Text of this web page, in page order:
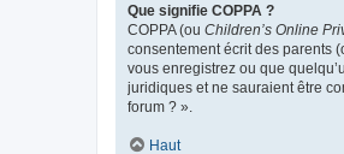
Que signifie COPPA ?
COPPA (ou Children’s Online
consentement écrit des parents
vous enregistrez ou que
juridiques et ne sauraient être
forum ? ».
Haut